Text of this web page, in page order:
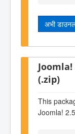
अभी
(.zip)
This
Joomla!